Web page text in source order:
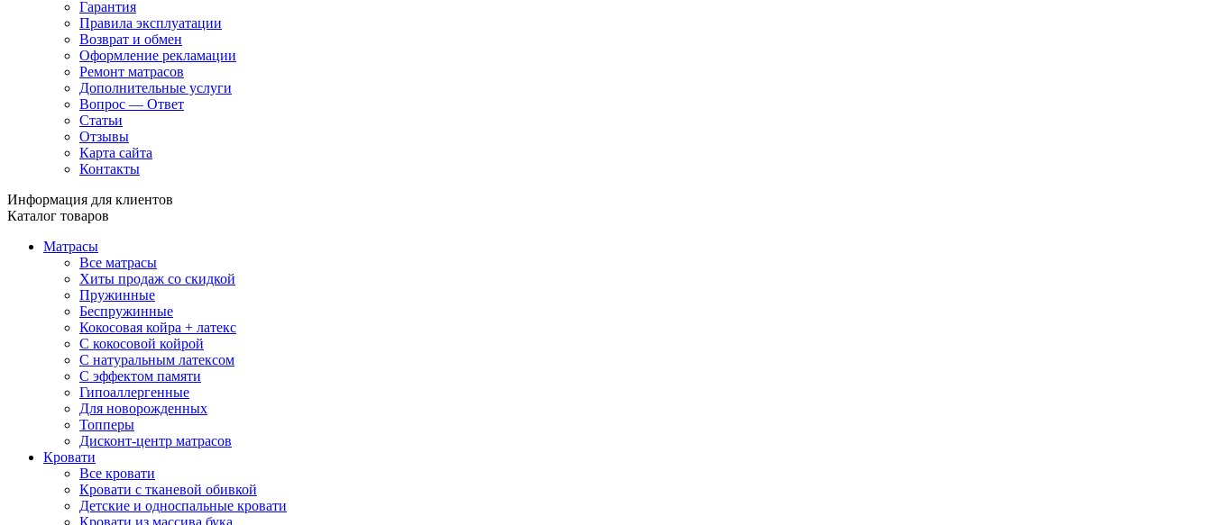
Гарантия
Правила эксплуатации
Возврат и обмен
Оформление рекламации
Ремонт матрасов
Дополнительные услуги
Вопрос — Ответ
Статьи
Отзывы
Карта сайта
Контакты
Информация для клиентов
Каталог товаров
Матрасы
Все матрасы
Хиты продаж со скидкой
Пружинные
Беспружинные
Кокосовая койра + латекс
С кокосовой койрой
С натуральным латексом
С эффектом памяти
Гипоаллергенные
Для новорожденных
Топперы
Дисконт-центр матрасов
Кровати
Все кровати
Кровати с тканевой обивкой
Детские и односпальные кровати
Кровати из массива бука